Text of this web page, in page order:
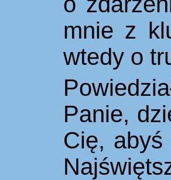
mnie z
wtedy o
Panie,
Cię, abyś